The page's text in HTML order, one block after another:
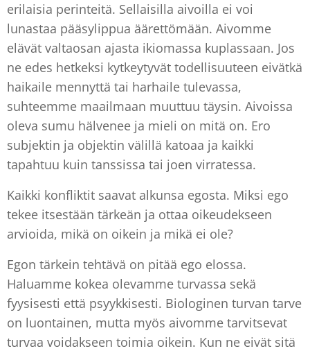
erilaisia perinteitä. Sellaisilla aivoilla ei voi
lunastaa pääsylippua äärettömään. Aivomme
elävät valtaosan ajasta ikiomassa kuplassaan. Jos
ne edes hetkeksi kytkeytyvät todellisuuteen eivätkä
haikaile mennyttä tai harhaile tulevassa,
suhteemme maailmaan muuttuu täysin. Aivoissa
oleva sumu hälvenee ja mieli on mitä on. Ero
subjektin ja objektin välillä katoaa ja kaikki
tapahtuu kuin tanssissa tai joen virratessa.
Kaikki konfliktit saavat alkunsa egosta. Miksi ego
tekee itsestään tärkeän ja ottaa oikeudekseen
arvioida, mikä on oikein ja mikä ei ole?
Egon tärkein tehtävä on pitää ego elossa.
Haluamme kokea olevamme turvassa sekä
fyysisesti että psyykkisesti. Biologinen turvan tarve
on luontainen, mutta myös aivomme tarvitsevat
turvaa voidakseen toimia oikein. Kun ne eivät sitä